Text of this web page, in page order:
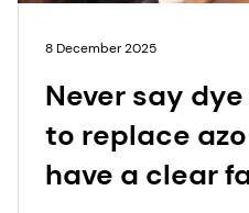
8 December 2025
Never say dye : in the
to replace
have a clear